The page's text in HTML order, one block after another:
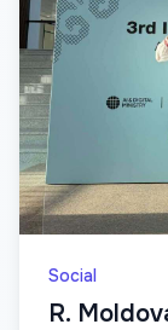
Social
R.